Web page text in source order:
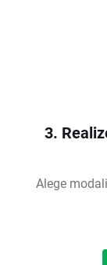
3.
Alege